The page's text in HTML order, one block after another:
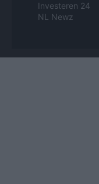
Investeren 24
NL Newz